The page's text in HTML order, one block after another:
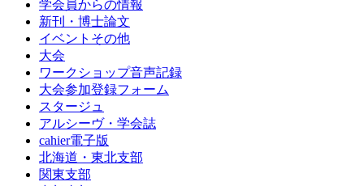
学会員からの情報
新刊・博士論文
イベントその他
大会
ワークショップ音声記録
大会参加登録フォーム
スタージュ
アルシーヴ・学会誌
cahier電子版
北海道・東北支部
関東支部